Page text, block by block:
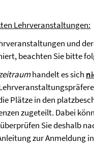
Lehrveranstaltungen:
und
beachten Sie bitte
handelt es sich
Plätze in den
zugeteilt. Dabei
Sie deshalb
zur Anmeldung